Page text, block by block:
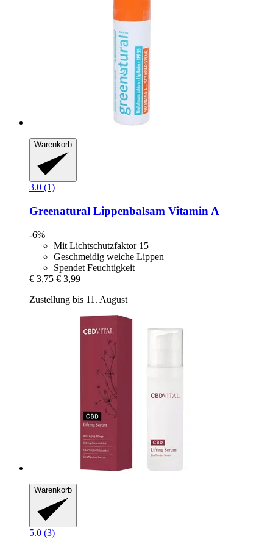
Warenkorb
3.0 (1)
Greenatural Lippenbalsam Vitamin A
-6%
Mit Lichtschutzfaktor 15
Geschmeidig weiche Lippen
Spendet Feuchtigkeit
€ 3,75 € 3,99
Zustellung bis 11. August
Warenkorb
5.0 (3)